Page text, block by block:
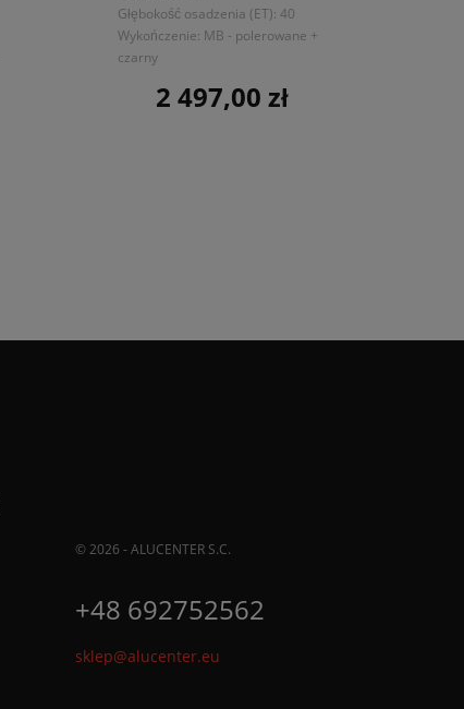
Głębokość osadzenia (ET): 40
Wykończenie: MB - polerowane +
czarny
Cena
2 497,00 zł
© 2026 - ALUCENTER S.C.
+48 692752562
sklep@alucenter.eu